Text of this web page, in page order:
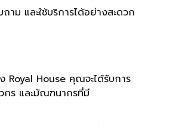
ม และใช้บริการได้อย่างสะดวก
Royal House คุณจะได้รับการ
กร และมัณฑนากรที่มี